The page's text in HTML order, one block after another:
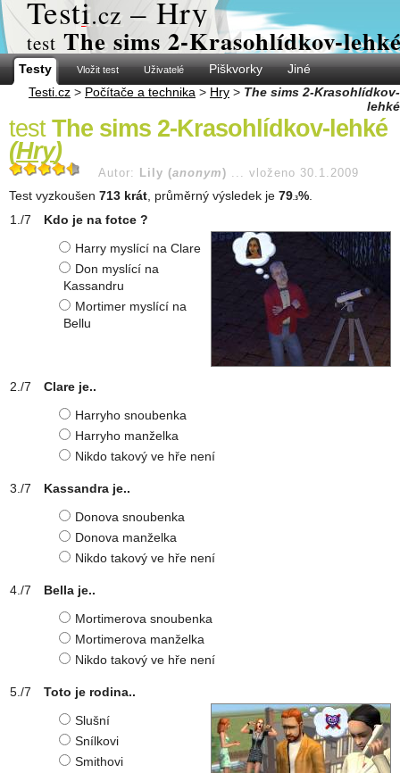
Testi.cz – Hry
test The sims 2-Krasohlídkov-
Testy Vložit test Uživatelé Piškvorky
Jiné
Testi.cz > Počítače a technika > Hry > The sims 2-Krasohlídkov-
lehké
test The sims 2-Krasohlídkov-lehké
(Hry)
Autor: Lily (anonym ) ... vloženo 30.1.2009
Test vyzkoušen 713 krát , průměrný výsledek je 79 .3%
Kdo je na fotce ?
Harry myslící na Clare
Don myslící na
Kassandru
Mortimer myslící na
Bellu
Clare je..
Harryho snoubenka
Harryho manželka
Nikdo takový ve hře není
Kassandra je..
Donova snoubenka
Donova manželka
Nikdo takový ve hře není
Bella je..
Mortimerova snoubenka
Mortimerova manželka
Nikdo takový ve hře není
Toto je rodina..
Slušní
Snílkovi
Smithovi